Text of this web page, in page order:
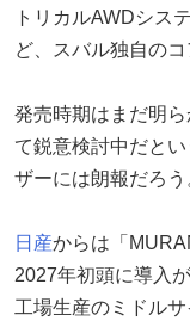
トリカルAWDシス
ど、スバル独自の
発売時期はまだ明
て鋭意検討中だと
ザーには朗報だろう
日産からは「
2027年初頭に導入
工場生産のミドル